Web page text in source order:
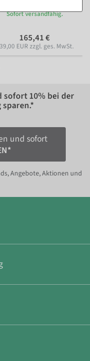
Sofort versandfähig.
165,41 €
EUR zzgl. ges. MwSt.
sofort10% bei der
und sofort
Angebote, Aktionen und